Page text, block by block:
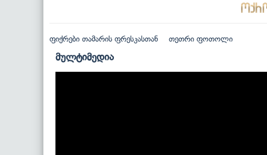
ფიქრები თამარის ფრესკასთან თეთრი ფოთოლი
მულტიმედია